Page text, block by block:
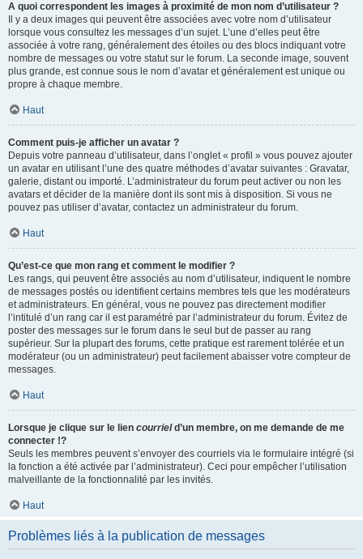
A quoi correspondent les images à proximité de mon nom d’utilisateur ?
Il y a deux images qui peuvent être associées avec votre nom d’utilisateur
lorsque vous consultez les messages d’un sujet. L’une d’elles peut être
associée à votre rang, généralement des étoiles ou des blocs indiquant votre
nombre de messages ou votre statut sur le forum. La seconde image, souvent
plus grande, est connue sous le nom d’avatar et généralement est unique ou
propre à chaque membre.
Haut
Comment puis-je afficher un avatar ?
Depuis votre panneau d’utilisateur, dans l’onglet « profil » vous pouvez ajouter
un avatar en utilisant l’une des quatre méthodes d’avatar suivantes : Gravatar,
galerie, distant ou importé. L’administrateur du forum peut activer ou non les
avatars et décider de la manière dont ils sont mis à disposition. Si vous ne
pouvez pas utiliser d’avatar, contactez un administrateur du forum.
Haut
Qu’est-ce que mon rang et comment le modifier ?
Les rangs, qui peuvent être associés au nom d’utilisateur, indiquent le nombre
de messages postés ou identifient certains membres tels que les modérateurs
et administrateurs. En général, vous ne pouvez pas directement modifier
l’intitulé d’un rang car il est paramétré par l’administrateur du forum. Évitez de
poster des messages sur le forum dans le seul but de passer au rang
supérieur. Sur la plupart des forums, cette pratique est rarement tolérée et un
modérateur (ou un administrateur) peut facilement abaisser votre compteur de
messages.
Haut
Lorsque je clique sur le lien courrield’un membre, on me demande de me
connecter !?
Seuls les membres peuvent s’envoyer des courriels via le formulaire intégré (si
la fonction a été activée par l’administrateur). Ceci pour empêcher l’utilisation
malveillante de la fonctionnalité par les invités.
Haut
Problèmes liés à la publication de messages